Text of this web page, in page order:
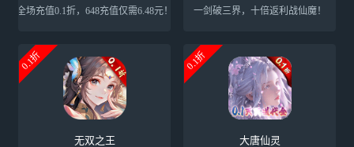
全场充值0.1折，648充值仅需6.48元！
一剑破三界，十倍返利战仙魔！
0.1折
无双之王
0.1折
大唐仙灵